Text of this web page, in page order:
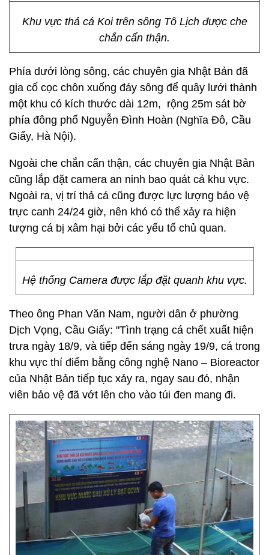
Khu vực thả cá Koi trên sông Tô Lịch được che
chắn cẩn thận.
Phía dưới lòng sông, các chuyên gia Nhật Bản đã
gia cố cọc chôn xuống đáy sông để quây lưới thành
một khu có kích thước dài 12m, rộng 25m sát bờ
phía đông phố Nguyễn Đình Hoàn (Nghĩa Đô, Cầu
Giấy, Hà Nội).
Ngoài che chắn cẩn thận, các chuyên gia Nhật Bản
cũng lắp đặt camera an ninh bao quát cả khu vực.
Ngoài ra, vị trí thả cá cũng được lực lượng bảo vệ
trực canh 24/24 giờ, nên khó có thể xảy ra hiện
tượng cá bị xâm hại bởi các yếu tố chủ quan.
Hệ thống Camera được lắp đặt quanh khu vực.
Theo ông Phan Văn Nam, người dân ở phường
Dịch Vọng, Cầu Giấy: "Tình trạng cá chết xuất hiện
trưa ngày 18/9, và tiếp đến sáng ngày 19/9, cá trong
khu vực thí điểm bằng công nghệ Nano – Bioreactor
của Nhật Bản tiếp tục xảy ra, ngay sau đó, nhận
viên bảo vệ đã vớt lên cho vào túi đen mang đi.